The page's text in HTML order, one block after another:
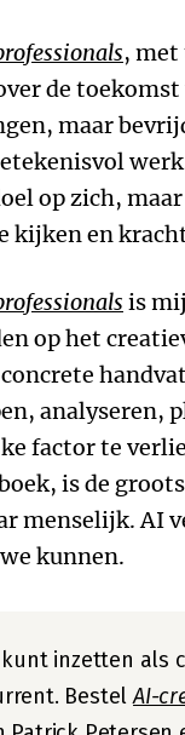
,
de
maar
op zich,
kijken en
is
op het
analyseren,
factor te
is de
menselijk. AI
kunnen.
inzetten als
BestelAI-